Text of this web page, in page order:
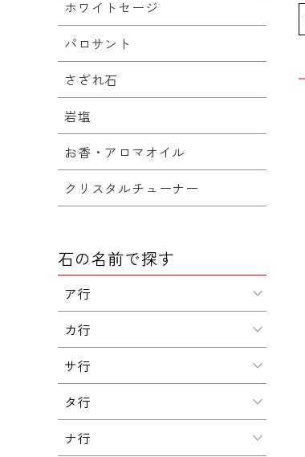
ホワイトセージ
パロサント
さざれ石
岩塩
お香・アロマオイル
クリスタルチューナー
石の名前で探す
ア行
カ行
サ行
タ行
ナ行